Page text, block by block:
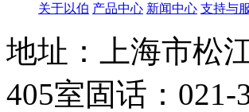
关于以伯 产品中心 新闻中心 支持与
地址：上海市松
405室固话：021-